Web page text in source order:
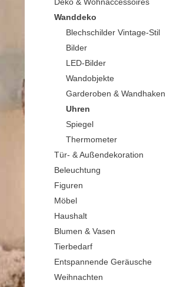
Wanddeko
Blechschilder Vintage-Stil
Bilder
LED-Bilder
Wandobjekte
Garderoben & Wandhaken
Uhren
Spiegel
Thermometer
Tür- & Außendekoration
Beleuchtung
Figuren
Möbel
Haushalt
Blumen & Vasen
Tierbedarf
Entspannende Geräusche
Weihnachten